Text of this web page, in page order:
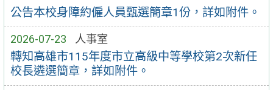
公告本校身障約僱人員甄選簡章1份，詳如附件。
2026-07-23 人事室
轉知高雄市115年度市立高級中等學校第2次新任
校長遴選簡章，詳如附件。